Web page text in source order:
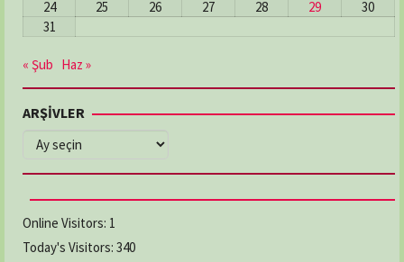
24
25 26 27 28 29
30
31
« Şub Haz »
ARŞİVLER
ARŞİVLER
Online Visitors: 1
Today's Visitors: 340